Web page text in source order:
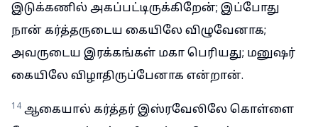
இடுக்கணில் அகப்பட்டிருக்கிறேன்; இப்போது
நான் கர்த்தருடைய கையிலே விழுவேனாக;
அவருடைய இரக்கங்கள் மகா பெரியது; மனுஷர்
கையிலே விழாதிருப்பேனாக என்றான்.
14 ஆகையால் கர்த்தர் இஸ்ரவேலிலே கொள்ளை